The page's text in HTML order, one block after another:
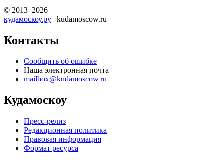
© 2013–2026
кудамоскоу.ру | kudamoscow.ru
Контакты
Сообщить об ошибке
Наша электронная почта
mailbox@kudamoscow.ru
Кудамоскоу
Пресс-релиз
Редакционная политика
Правовая информация
Формат ресурса